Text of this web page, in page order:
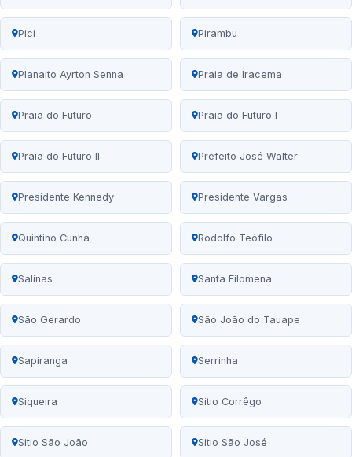
Pici Pirambu
Planalto Ayrton Senna Praia de Iracema
Praia do Futuro Praia do Futuro I
Praia do Futuro II Prefeito José Walter
Presidente Kennedy Presidente Vargas
Quintino Cunha Rodolfo Teófilo
Salinas Santa Filomena
São Gerardo São João do Tauape
Sapiranga Serrinha
Siqueira Sitio Corrêgo
Sitio São João Sitio São José